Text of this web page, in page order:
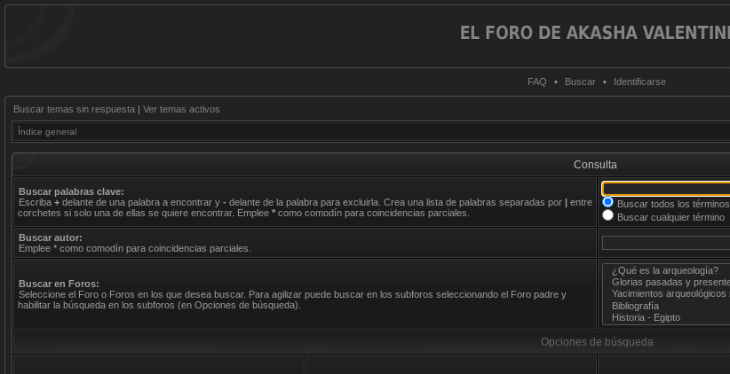
FAQ • Buscar • Identificarse
Buscar temas sin respuesta | Ver temas activos
Índice general
Consulta
Buscar palabras clave:
Escriba + delante de una palabra a encontrar y - delante de la palabra para excluirla. Crea una lista de palabras separadas por | entre
corchetes si solo una de ellas se quiere encontrar. Emplee * como comodín para coincidencias parciales.
Buscar todos los términos
Buscar cualquier término
Buscar autor:
Emplee * como comodín para coincidencias parciales.
Buscar en Foros:
Seleccione el Foro o Foros en los que desea buscar. Para agilizar puede buscar en los subforos seleccionando el Foro padre y
habilitar la búsqueda en los subforos (en Opciones de búsqueda).
Opciones de búsqueda